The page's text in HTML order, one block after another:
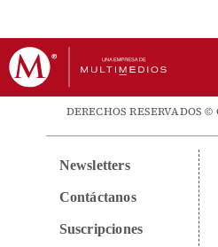
DERECHOS RESERVADOS
Newsletters
Contáctanos
Suscripciones